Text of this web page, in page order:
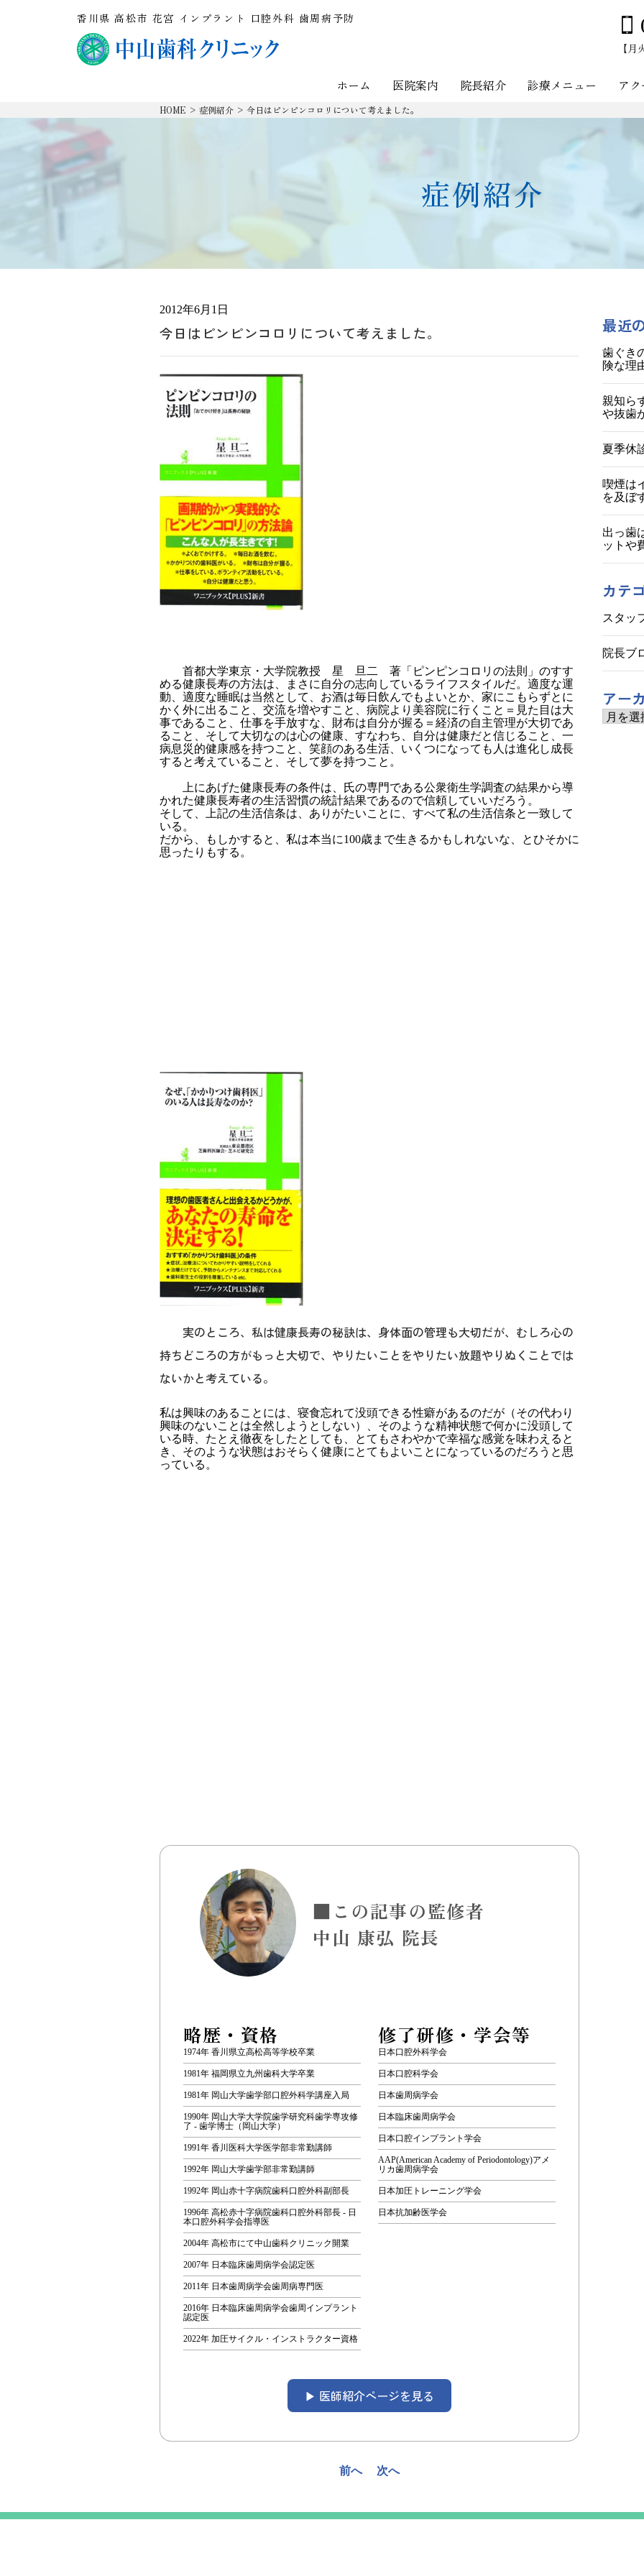
香川県 高松市 花宮 インプラント 口腔外科 歯周病予防
【
ホーム 医院案内 院長紹介 診療メニュー ア
HOME > 症例紹介 > 今日はピンピンコロリについて考えました。
症例紹介
2012年6月1日
今日はピンピンコロリについて考えました。
首都大学東京・大学院教授 星 旦二 著「ピンピンコロリの法則」のすす
める健康長寿の方法は、まさに自分の志向しているライフスタイルだ。適度な運
動、適度な睡眠は当然として、お酒は毎日飲んでもよいとか、家にこもらずとに
かく外に出ること、交流を増やすこと、病院より美容院に行くこと＝見た目は大
事であること、仕事を手放すな、財布は自分が握る＝経済の自主管理が大切であ
ること、そして大切なのは心の健康、すなわち、自分は健康だと信じること、一
病息災的健康感を持つこと、笑顔のある生活、いくつになっても人は進化し成長
すると考えていること、そして夢を持つこと。
上にあげた健康長寿の条件は、氏の専門である公衆衛生学調査の結果から導
かれた健康長寿者の生活習慣の統計結果であるので信頼していいだろう。
そして、上記の生活信条は、ありがたいことに、すべて私の生活信条と一致して
いる。
だから、もしかすると、私は本当に100歳まで生きるかもしれないな、とひそかに
思ったりもする。
実のところ、私は健康長寿の秘訣は、身体面の管理も大切だが、むしろ心の
持ちどころの方がもっと大切で、やりたいことをやりたい放題やりぬくことでは
ないかと考えている。
私は興味のあることには、寝食忘れて没頭できる性癖があるのだが（その代わり
興味のないことは全然しようとしない）、そのような精神状態で何かに没頭して
いる時、たとえ徹夜をしたとしても、とてもさわやかで幸福な感覚を味わえると
き、そのような状態はおそらく健康にとてもよいことになっているのだろうと思
っている。
■この記事の監修者
中山 康弘 院長
略歴・資格
1974年 香川県立高松高等学校卒業
1981年 福岡県立九州歯科大学卒業
1981年 岡山大学歯学部口腔外科学講座入局
1990年 岡山大学大学院歯学研究科歯学専攻修
了 - 歯学博士（岡山大学）
1991年 香川医科大学医学部非常勤講師
1992年 岡山大学歯学部非常勤講師
1992年 岡山赤十字病院歯科口腔外科副部長
1996年 高松赤十字病院歯科口腔外科部長 - 日
本口腔外科学会指導医
2004年 高松市にて中山歯科クリニック開業
2007年 日本臨床歯周病学会認定医
2011年 日本歯周病学会歯周病専門医
2016年 日本臨床歯周病学会歯周インプラント
認定医
2022年 加圧サイクル・インストラクター資格
修了研修・学会等
日本口腔外科学会
日本口腔科学会
日本歯周病学会
日本臨床歯周病学会
日本口腔インプラント学会
AAP(American Academy of Periodontology)アメ
リカ歯周病学会
日本加圧トレーニング学会
日本抗加齢医学会
▶︎ 医師紹介ページを見る
稿
前へ 次へ
最近
歯ぐき
険な理
親知ら
や抜歯
夏季休
喫煙は
を及ぼ
出っ歯
ットや
カテ
スタッ
院長ブ
アー
ア
ー